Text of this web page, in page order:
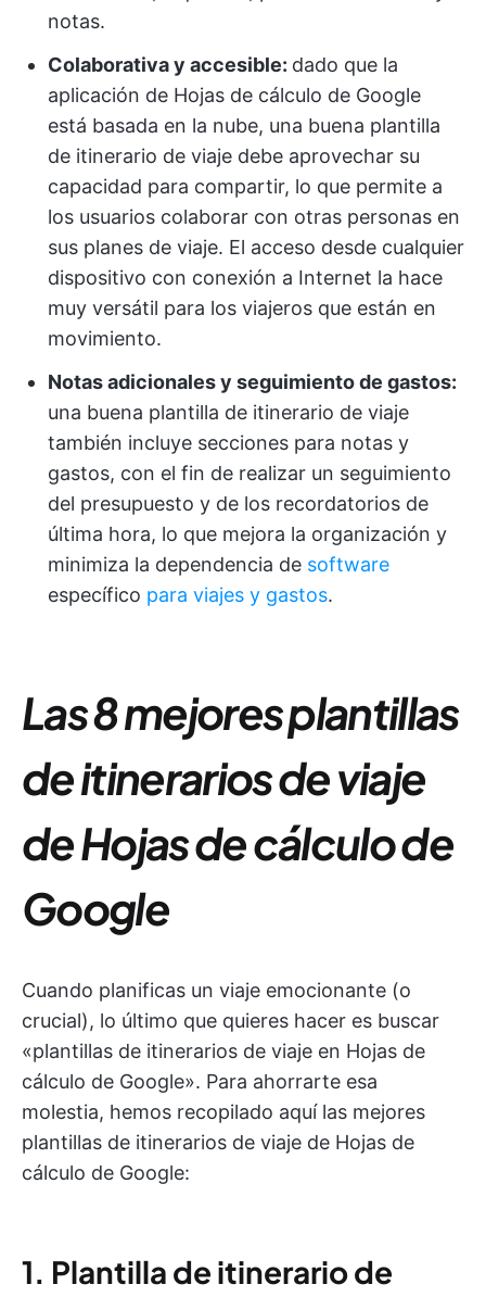
notas.
Colaborativa y accesible: dado que la
aplicación de Hojas de cálculo de Google
está basada en la nube, una buena plantilla
de itinerario de viaje debe aprovechar su
capacidad para compartir, lo que permite a
los usuarios colaborar con otras personas en
sus planes de viaje. El acceso desde cualquier
dispositivo con conexión a Internet la hace
muy versátil para los viajeros que están en
movimiento.
Notas adicionales y seguimiento de gastos:
una buena plantilla de itinerario de viaje
también incluye secciones para notas y
gastos, con el fin de realizar un seguimiento
del presupuesto y de los recordatorios de
última hora, lo que mejora la organización y
minimiza la dependencia de software
específico para viajes y gastos.
Las 8 mejores plantillas
de itinerarios de viaje
de Hojas de cálculo de
Google
Cuando planificas un viaje emocionante (o
crucial), lo último que quieres hacer es buscar
«plantillas de itinerarios de viaje en Hojas de
cálculo de Google». Para ahorrarte esa
molestia, hemos recopilado aquí las mejores
plantillas de itinerarios de viaje de Hojas de
cálculo de Google:
1. Plantilla de itinerario de